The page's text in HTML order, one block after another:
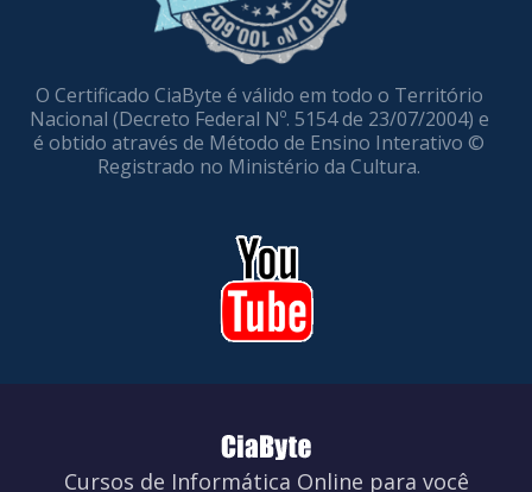
O Certificado CiaByte é válido em todo o Território
Nacional (Decreto Federal Nº. 5154 de 23/07/2004) e
é obtido através de Método de Ensino Interativo ©
Registrado no Ministério da Cultura.
Cursos de Informática Online para você